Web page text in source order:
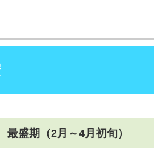
最盛期（2月～4月初旬）